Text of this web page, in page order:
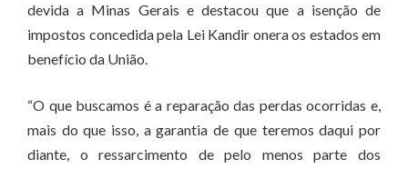
devida a Minas Gerais e destacou que a isenção de
impostos concedida pela Lei Kandir onera os estados em
benefício da União.
“O que buscamos é a reparação das perdas ocorridas e,
mais do que isso, a garantia de que teremos daqui por
diante, o ressarcimento de pelo menos parte dos